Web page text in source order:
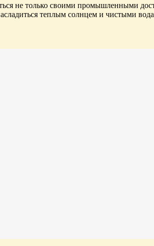
не только своими промышленными
теплым солнцем и чистыми